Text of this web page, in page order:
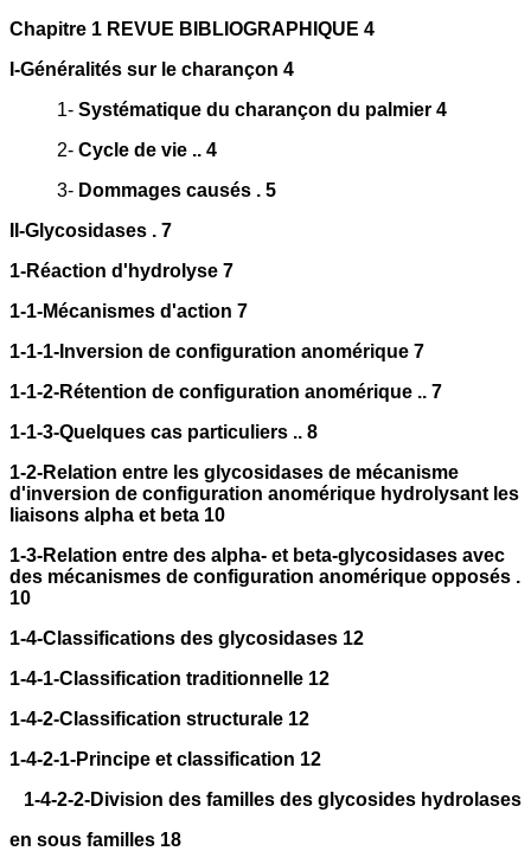
Chapitre 1 REVUE BIBLIOGRAPHIQUE 4
I-Généralités sur le charançon 4
1- Systématique du charançon du palmier 4
2- Cycle de vie .. 4
3- Dommages causés . 5
II-Glycosidases . 7
1-Réaction d'hydrolyse 7
1-1-Mécanismes d'action 7
1-1-1-Inversion de configuration anomérique 7
1-1-2-Rétention de configuration anomérique .. 7
1-1-3-Quelques cas particuliers .. 8
1-2-Relation entre les glycosidases de mécanisme
d'inversion de configuration anomérique hydrolysant les
liaisons alpha et beta 10
1-3-Relation entre des alpha- et beta-glycosidases avec
des mécanismes de configuration anomérique opposés .
10
1-4-Classifications des glycosidases 12
1-4-1-Classification traditionnelle 12
1-4-2-Classification structurale 12
1-4-2-1-Principe et classification 12
1-4-2-2-Division des familles des glycosides hydrolases
en sous familles 18